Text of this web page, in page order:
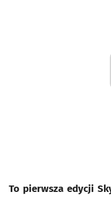
To pierwsza edycji